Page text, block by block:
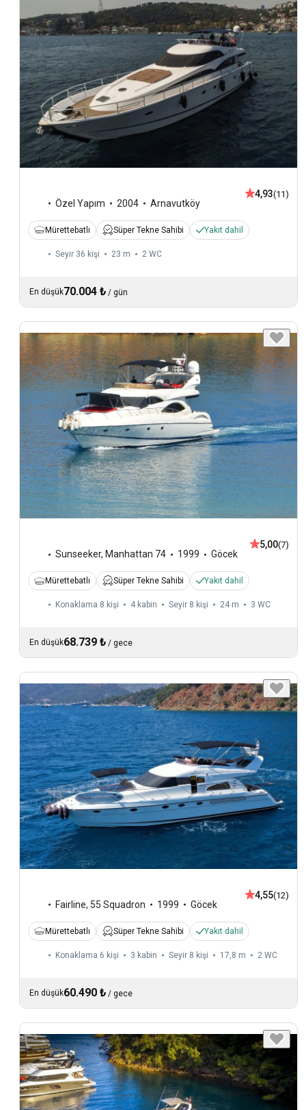
Özel Yapım 2004 Arnavutköy
4,93(11)
Mürettebatlı Süper Tekne Sahibi Yakıt dahil
Seyir 36 kişi 23 m 2 WC
En düşük70.004 ₺ / gün
Sunseeker, Manhattan 74 1999 Göcek
5,00(7)
Mürettebatlı Süper Tekne Sahibi Yakıt dahil
Konaklama 8 kişi 4 kabin Seyir 8 kişi 24 m 3 WC
En düşük68.739 ₺ / gece
Fairline, 55 Squadron 1999 Göcek
4,55(12)
Mürettebatlı Süper Tekne Sahibi Yakıt dahil
Konaklama 6 kişi 3 kabin Seyir 8 kişi 17,8 m 2 WC
En düşük60.490 ₺ / gece